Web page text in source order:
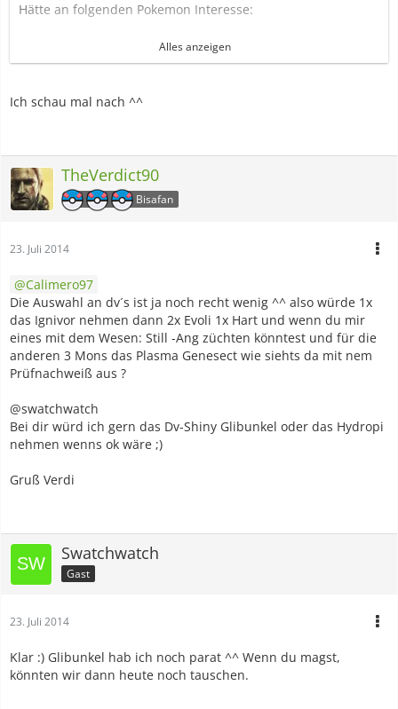
Hätte an folgenden Pokemon Interesse:
Abra, Sterndu, Phanpy, Trasla mit Synchro, Sengo mit
Giftwahn und Chellast mit Panzerhaut.
Vieleicht wirst du ja in meinem Basar fündig (Signatur)
Alles anzeigen
Ich schau mal nach ^^
TheVerdict90
Bisafan
23. Juli 2014
Calimero97
Die Auswahl an dv´s ist ja noch recht wenig ^^ also würde 1x
das Ignivor nehmen dann 2x Evoli 1x Hart und wenn du mir
eines mit dem Wesen: Still -Ang züchten könntest und für die
anderen 3 Mons das Plasma Genesect wie siehts da mit nem
Prüfnachweiß aus ?
@swatchwatch
Bei dir würd ich gern das Dv-Shiny Glibunkel oder das Hydropi
nehmen wenns ok wäre ;)
Gruß Verdi
Swatchwatch
Gast
23. Juli 2014
Klar :) Glibunkel hab ich noch parat ^^ Wenn du magst,
könnten wir dann heute noch tauschen.